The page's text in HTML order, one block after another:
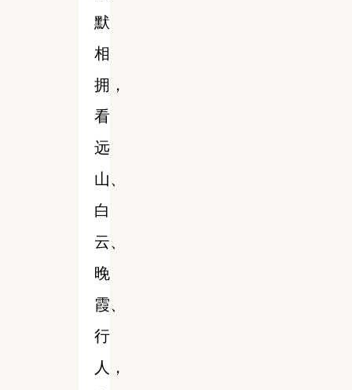
默
相
拥，
看
远
山、
白
云、
晚
霞、
行
人，